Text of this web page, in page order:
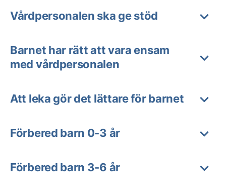
Vårdpersonalen ska ge stöd
Barnet har rätt att vara ensam
med vårdpersonalen
Att leka gör det lättare för barnet
Förbered barn 0-3 år
Förbered barn 3-6 år